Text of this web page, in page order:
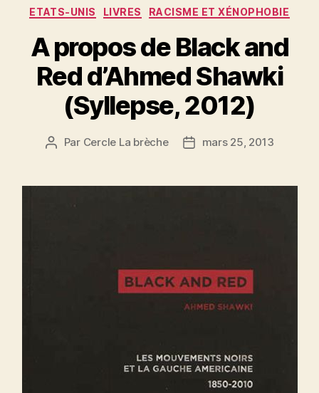
Catégories
ETATS-UNIS LIVRES RACISME ET XÉNOPHOBIE
A propos de Black and
Red d’Ahmed Shawki
(Syllepse, 2012)
Auteur
Par Cercle La brèche
Datemars 25, 2013